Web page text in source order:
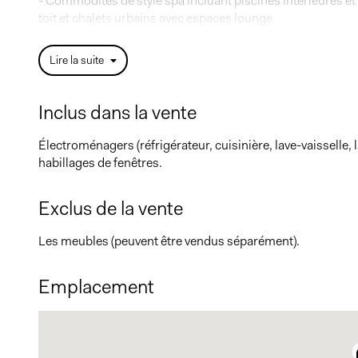
toit et chalets urbains avec espaces lounge
Le Quartier
épiceries, restaurants, bars, SAQ, banques, gyms et plus
- Quartier dynamique offrant un mode de vie urbain avec
Lire la suite
Inclus dans la vente
Électroménagers (réfrigérateur, cuisinière, lave-
habillages de fenêtres.
Exclus de la vente
Les meubles (peuvent être vendus séparément).
Emplacement